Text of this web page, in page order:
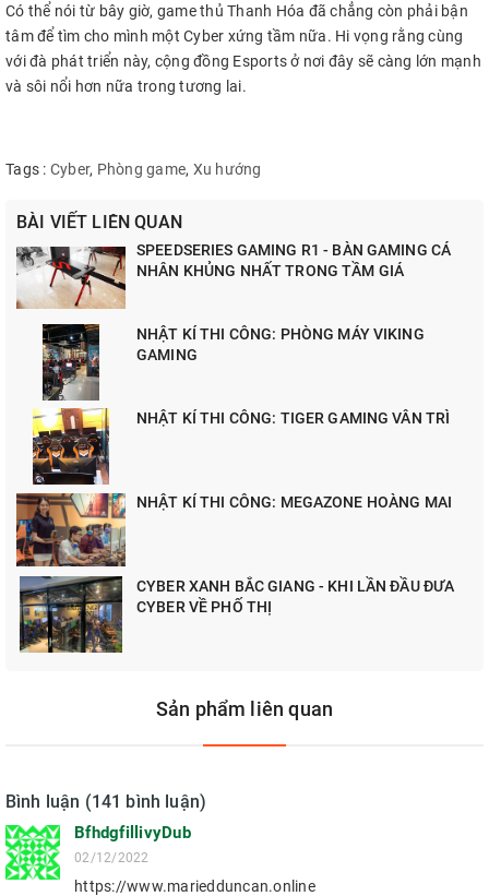
Có thể nói từ bây giờ, game thủ Thanh Hóa đã chẳng còn phải bận
tâm để tìm cho mình một Cyber xứng tầm nữa. Hi vọng rằng cùng
với đà phát triển này, cộng đồng Esports ở nơi đây sẽ càng lớn mạnh
và sôi nổi hơn nữa trong tương lai.
Tags : Cyber, Phòng game, Xu hướng
BÀI VIẾT LIÊN QUAN
SPEEDSERIES GAMING R1 - BÀN GAMING CÁ
NHÂN KHỦNG NHẤT TRONG TẦM GIÁ
NHẬT KÍ THI CÔNG: PHÒNG MÁY VIKING
GAMING
NHẬT KÍ THI CÔNG: TIGER GAMING VÂN TRÌ
NHẬT KÍ THI CÔNG: MEGAZONE HOÀNG MAI
CYBER XANH BẮC GIANG - KHI LẦN ĐẦU ĐƯA
CYBER VỀ PHỐ THỊ
Sản phẩm liên quan
Bình luận (141 bình luận)
BfhdgfillivyDub
02/12/2022
https://www.mariedduncan.online